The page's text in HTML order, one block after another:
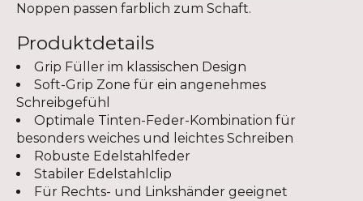
Noppen passen farblich zum Schaft.
Produktdetails
Grip Füller im klassischen Design
Soft-Grip Zone für ein angenehmes
Schreibgefühl
Optimale Tinten-Feder-Kombination für
besonders weiches und leichtes Schreiben
Robuste Edelstahlfeder
Stabiler Edelstahlclip
Für Rechts- und Linkshänder geeignet